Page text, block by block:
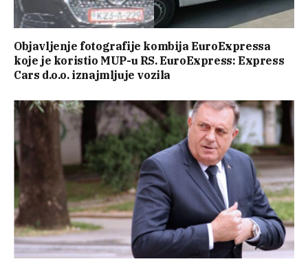
Objavljenje fotografije kombija EuroExpressa
koje je koristio MUP-u RS. EuroExpress: Express
Cars d.o.o. iznajmljuje vozila